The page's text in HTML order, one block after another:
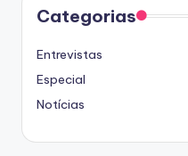
Categorias
Entrevistas
Especial
Notícias